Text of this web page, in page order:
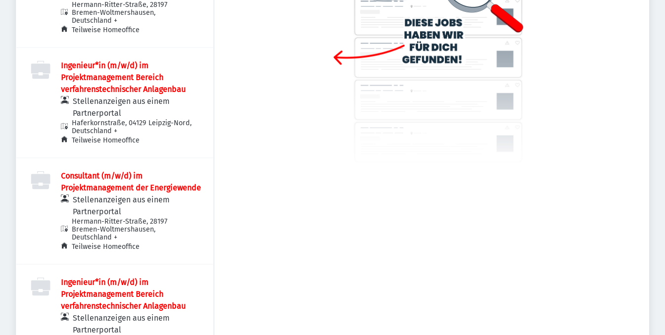
Hermann-Ritter-Straße, 28197
Bremen-Woltmershausen,
Deutschland +
Teilweise Homeoffice
Ingenieur*in (m/w/d) im
Projektmanagement Bereich
verfahrenstechnischer Anlagenbau
Stellenanzeigen aus einem
Partnerportal
Haferkornstraße, 04129 Leipzig-Nord,
Deutschland +
Teilweise Homeoffice
Consultant (m/w/d) im
Projektmanagement der Energiewende
Stellenanzeigen aus einem
Partnerportal
Hermann-Ritter-Straße, 28197
Bremen-Woltmershausen,
Deutschland +
Teilweise Homeoffice
Ingenieur*in (m/w/d) im
Projektmanagement Bereich
verfahrenstechnischer Anlagenbau
Stellenanzeigen aus einem
Partnerportal